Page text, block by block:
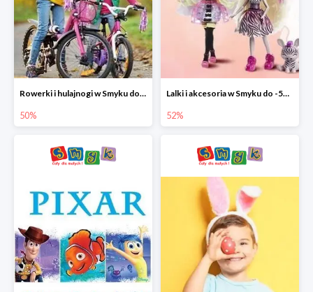
Rowerki i hulajnogi w Smyku do -50%
50%
Lalki i akcesoria w Smyku do -52%
52%